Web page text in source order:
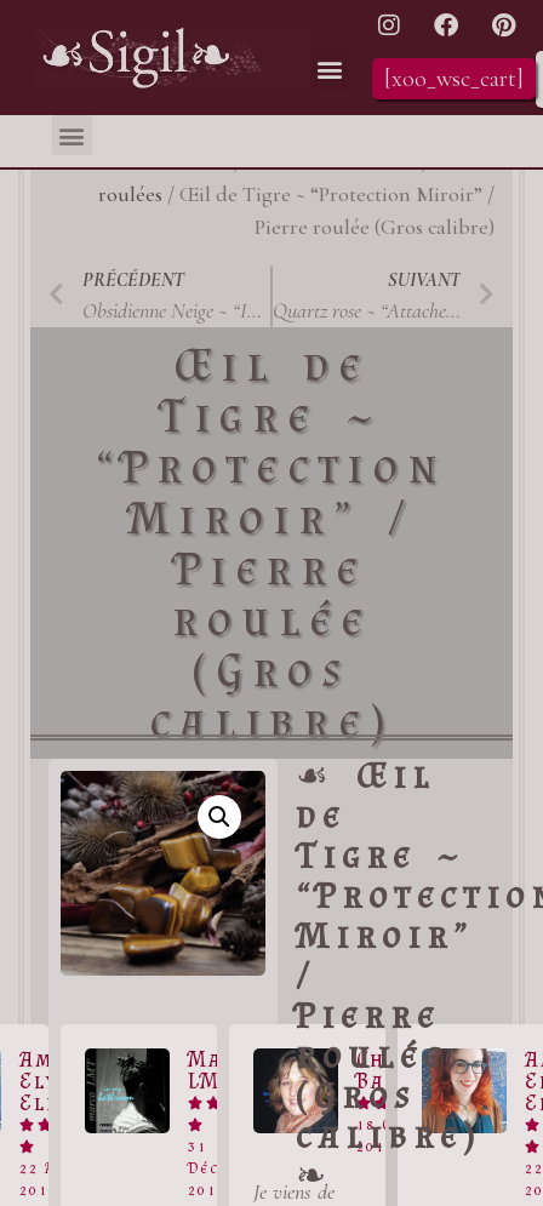
[xoo_wsc_cart]
Accueil/Pierres & Minéraux/Pierres
roulées / Œil de Tigre ~ “Protection Miroir” /
Pierre roulée (Gros calibre)
PRÉCÉDENT
Obsidienne Neige ~ “Intégrité” / Pierre roulée (moyen calibre)
SUIVANT
Quartz rose ~ “Attachement” / Pierre roulée (petit calibre)
Œil de
Tigre ~
“Protection
Miroir” /
Pierre
roulée
(Gros
calibre)
Amélie
Ely
Ellana
 


22 Avril
2019
Marco
LMT
 

31
Décembre
2017
Christine
Baille
  
18 Octobre
2017
Je viens de


☙ Œil
de
Tigre ~
Miroir”
/
Pierre
roulée
(Gros
calibre)
❧